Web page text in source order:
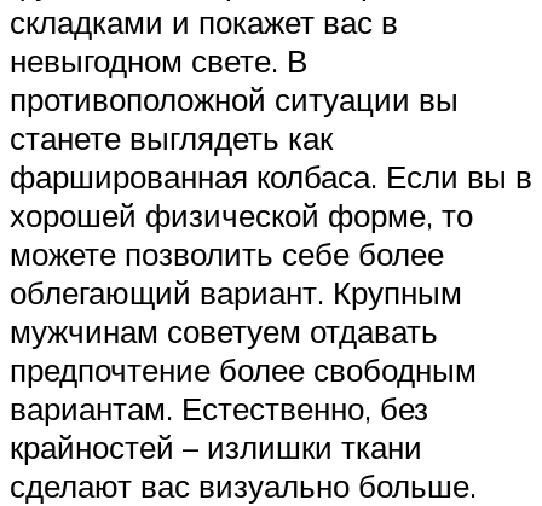
складками и покажет вас в
невыгодном свете. В
противоположной ситуации вы
станете выглядеть как
фаршированная колбаса. Если вы в
хорошей физической форме, то
можете позволить себе более
облегающий вариант. Крупным
мужчинам советуем отдавать
предпочтение более свободным
вариантам. Естественно, без
крайностей – излишки ткани
сделают вас визуально больше.